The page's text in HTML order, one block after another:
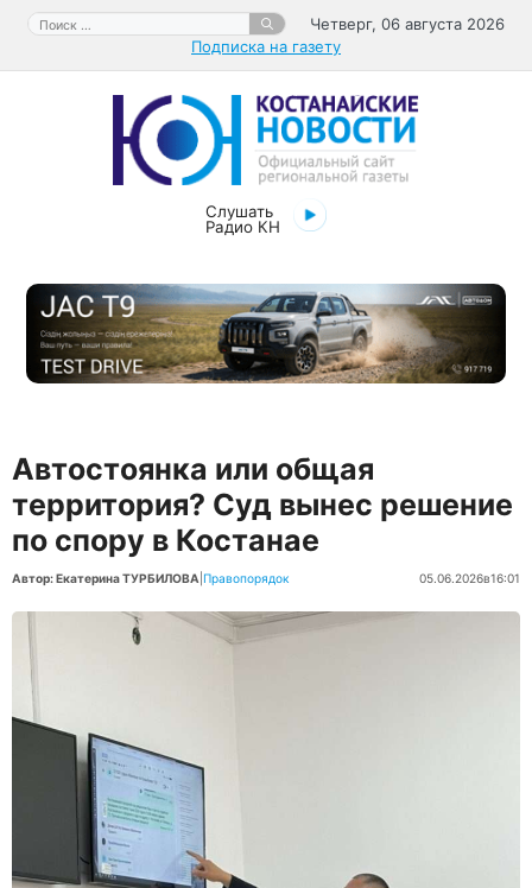
Перейти
содержимому
Поиск:
Четверг, 06 августа 2026
Подписка на газету
Слушать
Радио КН
Автостоянка или общая
территория? Суд вынес решение
по спору в Костанае
Автор: Екатерина ТУРБИЛОВА Правопорядок 05.06.2026в16:01